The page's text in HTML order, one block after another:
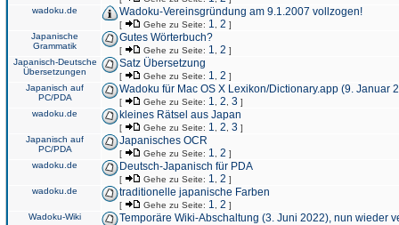
wadoku.de
Wadoku-Vereinsgründung am 9.1.2007 vollzogen!
[ Gehe zu Seite: 1 2 ]
Japanische
Grammatik
Gutes Wörterbuch?
[ Gehe zu Seite: 1 2 ]
Japanisch-Deutsche
Übersetzungen
Satz Übersetzung
[ Gehe zu Seite: 1 2 ]
Japanisch auf
PC/PDA
Wadoku für Mac OS X Lexikon/Dictionary.app (9. Januar
[ Gehe zu Seite: 1 2 3 ]
wadoku.de
kleines Rätsel aus Japan
[ Gehe zu Seite: 1 2 3 ]
Japanisch auf
PC/PDA
Japanisches OCR
[ Gehe zu Seite: 1 2 ]
wadoku.de
Deutsch-Japanisch für PDA
[ Gehe zu Seite: 1 2 ]
wadoku.de
traditionelle japanische Farben
[ Gehe zu Seite: 1 2 ]
Wadoku-Wiki
Temporäre Wiki-Abschaltung (3. Juni 2022), nun wieder